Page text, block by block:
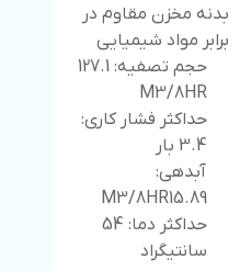
بدنه مخزن مقاوم در
برابر مواد شیمیایی
حجم تصفیه: 127.1
M3/8HR
حداکثر فشار کاری:
3.4 بار
آبدهی:
M3/8HR15.89
حداکثر دما: 54
سانتیگراد